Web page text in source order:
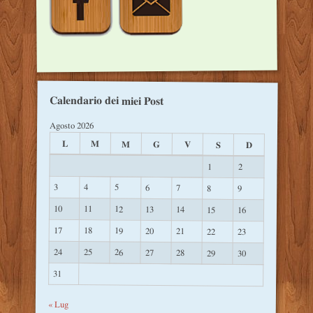
Calendario dei miei Post
Agosto 2026
L M M G V S D
1
2
3
4 5 6 7 8 9
10 11 12 13 14 15
16
17
18 19 20 21 22
23
24
25 26 27 28 29
30
31
« Lug